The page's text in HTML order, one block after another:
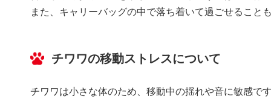
また、キャリーバッグの中で落ち着いて過ごせること
チワワの移動ストレスについて
チワワは小さな体のため、移動中の揺れや音に敏感で